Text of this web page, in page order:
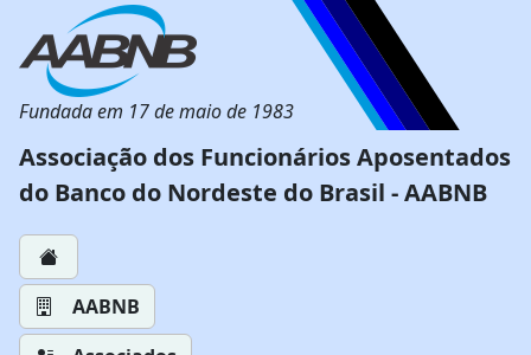
Fundada em 17 de maio de 1983
Associação dos Funcionários Aposentados
do Banco do Nordeste do Brasil - AABNB
AABNB